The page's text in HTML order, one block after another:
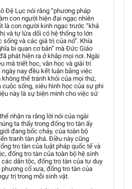
Đệ Lục nói rằng “phương pháp
con người hiện đại ngạc nhiên
là con người kinh ngạc trước “khả
và tự lừa dối có hệ thống to lớn
và các giá trị của nó”. Khía
bi quan cơ bản” mà Đức Giáo
phát hiện ra ở khắp mọi nơi. Ngài
mà triết học, văn học và giải trí
nay đều kết luận bằng việc
thể tránh khỏi của mọi thứ,
cuộc sống, siêu hình học của sự phi
này là sự biện minh cho việc sử
nhận ra rằng lời nói của ngài
ta thấy trong đống tro tàn ấy
đang bốc cháy, của toàn bộ
tranh tàn phá. Điều này cũng
tro tàn của luật pháp quốc tế và
đống tro tàn của toàn bộ hệ sinh
dân tộc, đống tro tàn của tư duy
cổ xưa, đống tro tàn của
trị trong mỗi sinh vật.